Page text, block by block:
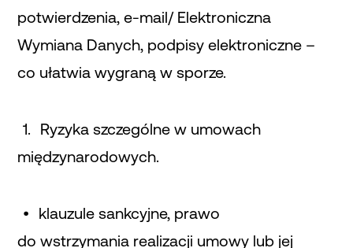
potwierdzenia, e-mail/ Elektroniczna
Wymiana Danych, podpisy elektroniczne –
co ułatwia wygraną w sporze.
Ryzyka szczególne w umowach
międzynarodowych.
klauzule sankcyjne, prawo
do wstrzymania realizacji umowy lub jej